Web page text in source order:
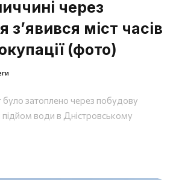
через
з’явився міст часів
(фото)
затоплено через побудову
підйом води в Дністровському